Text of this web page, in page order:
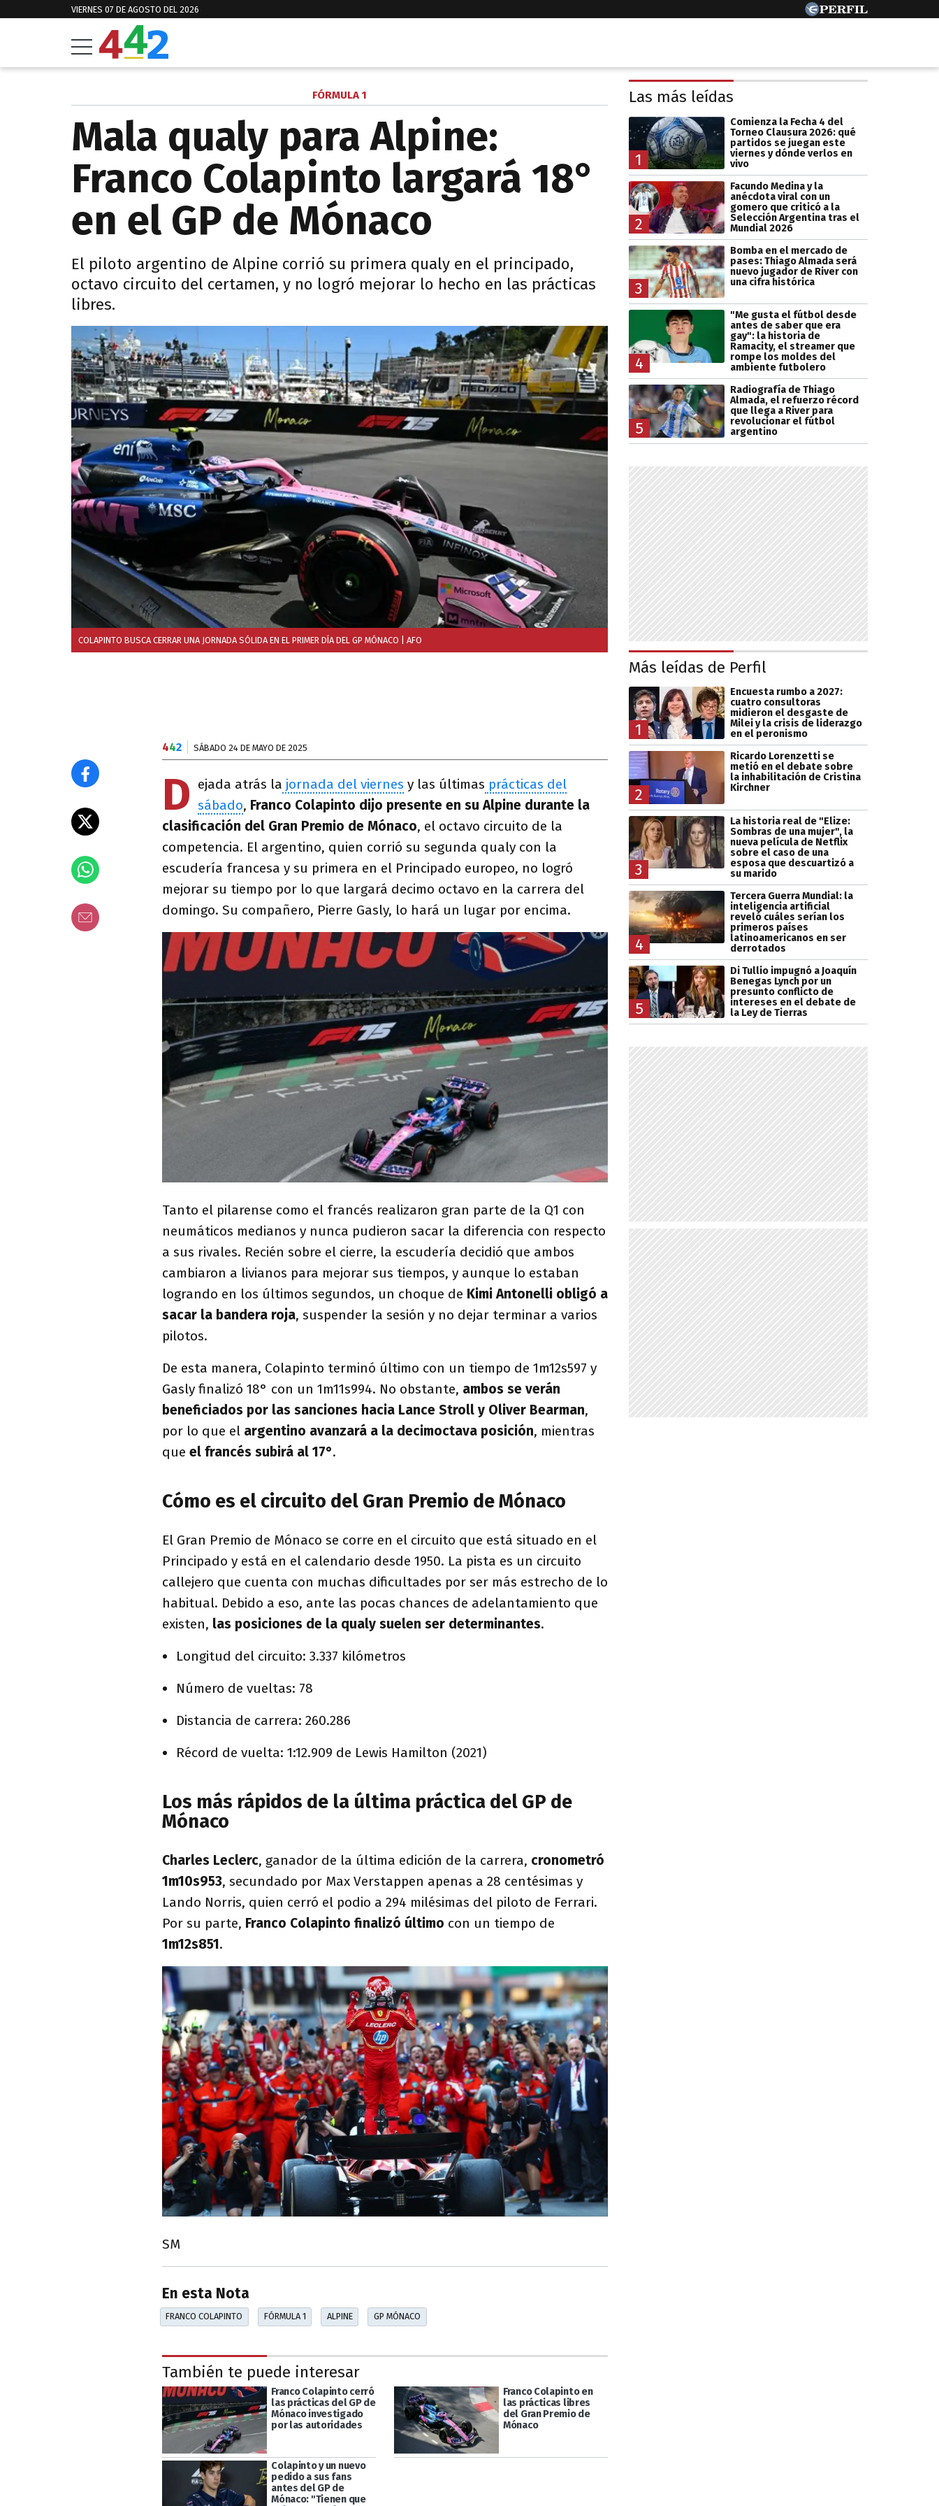
VIERNES 07 DE AGOSTO DEL 2026
FÓRMULA 1
Mala qualy para Alpine:
Franco Colapinto largará 18°
en el GP de Mónaco
El piloto argentino de Alpine corrió su primera qualy en el principado,
octavo circuito del certamen, y no logró mejorar lo hecho en las prácticas
libres.
COLAPINTO BUSCA CERRAR UNA JORNADA SÓLIDA EN EL PRIMER DÍA DEL GP MÓNACO | AFO
442 SÁBADO 24 DE MAYO DE 2025
D ejada atrás la jornada del viernes y las últimas prácticas del
sábado, Franco Colapinto dijo presente en su Alpine durante la
clasificación del Gran Premio de Mónaco, el octavo circuito de la
competencia. El argentino, quien corrió su segunda qualy con la
escudería francesa y su primera en el Principado europeo, no logró
mejorar su tiempo por lo que largará decimo octavo en la carrera del
domingo. Su compañero, Pierre Gasly, lo hará un lugar por encima.
Tanto el pilarense como el francés realizaron gran parte de la Q1 con
neumáticos medianos y nunca pudieron sacar la diferencia con respecto
a sus rivales. Recién sobre el cierre, la escudería decidió que ambos
cambiaron a livianos para mejorar sus tiempos, y aunque lo estaban
logrando en los últimos segundos, un choque de Kimi Antonelli obligó a
sacar la bandera roja, suspender la sesión y no dejar terminar a varios
pilotos.
De esta manera, Colapinto terminó último con un tiempo de 1m12s597 y
Gasly finalizó 18° con un 1m11s994. No obstante, ambos se verán
beneficiados por las sanciones hacia Lance Stroll y Oliver Bearman,
por lo que el argentino avanzará a la decimoctava posición, mientras
que el francés subirá al 17°.
Cómo es el circuito del Gran Premio de Mónaco
El Gran Premio de Mónaco se corre en el circuito que está situado en el
Principado y está en el calendario desde 1950. La pista es un circuito
callejero que cuenta con muchas dificultades por ser más estrecho de lo
habitual. Debido a eso, ante las pocas chances de adelantamiento que
existen, las posiciones de la qualy suelen ser determinantes.
Longitud del circuito: 3.337 kilómetros
Número de vueltas: 78
Distancia de carrera: 260.286
Récord de vuelta: 1:12.909 de Lewis Hamilton (2021)
Los más rápidos de la última práctica del GP de
Mónaco
Charles Leclerc, ganador de la última edición de la carrera, cronometró
1m10s953, secundado por Max Verstappen apenas a 28 centésimas y
Lando Norris, quien cerró el podio a 294 milésimas del piloto de Ferrari.
Por su parte, Franco Colapinto finalizó último con un tiempo de
1m12s851.
SM
En esta Nota
FRANCO COLAPINTO FÓRMULA 1 ALPINE GP MÓNACO
También te puede interesar
Franco Colapinto cerró
las prácticas del GP de
Mónaco investigado
por las autoridades
Franco Colapinto en
las prácticas libres
del Gran Premio de
Mónaco
Colapinto y un nuevo
pedido a sus fans
antes del GP de
Mónaco: "Tienen que
Las más leídas
1
Comienza la Fecha 4 del
Torneo Clausura 2026: qué
partidos se juegan este
viernes y dónde verlos en
vivo
2
Facundo Medina y la
anécdota viral con un
gomero que criticó a la
Selección Argentina tras el
Mundial 2026
3
Bomba en el mercado de
pases: Thiago Almada será
nuevo jugador de River con
una cifra histórica
4
"Me gusta el fútbol desde
antes de saber que era
gay": la historia de
Ramacity, el streamer que
rompe los moldes del
ambiente futbolero
5
Radiografía de Thiago
Almada, el refuerzo récord
que llega a River para
revolucionar el fútbol
argentino
Más leídas de Perfil
1
Encuesta rumbo a 2027:
cuatro consultoras
midieron el desgaste de
Milei y la crisis de liderazgo
en el peronismo
2
Ricardo Lorenzetti se
metió en el debate sobre
la inhabilitación de Cristina
Kirchner
3
La historia real de "Elize:
Sombras de una mujer", la
nueva película de Netflix
sobre el caso de una
esposa que descuartizó a
su marido
4
Tercera Guerra Mundial: la
inteligencia artificial
reveló cuáles serían los
primeros países
latinoamericanos en ser
derrotados
5
Di Tullio impugnó a Joaquín
Benegas Lynch por un
presunto conflicto de
intereses en el debate de
la Ley de Tierras